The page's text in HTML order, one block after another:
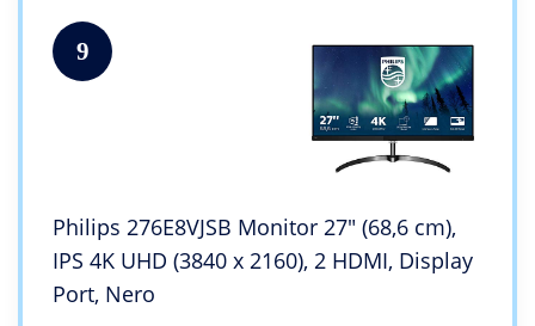
9
Philips 276E8VJSB Monitor 27″ (68,6 cm),
IPS 4K UHD (3840 x 2160), 2 HDMI, Display
Port, Nero